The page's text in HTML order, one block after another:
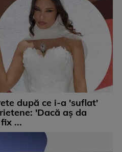
după ce i-a 'suflat'
'Dacă aș da
...